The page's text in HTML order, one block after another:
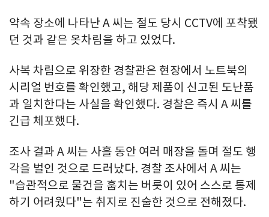
약속 장소에 나타난 A 씨는 절도 당시 CCTV에 포착됐
던 것과 같은 옷차림을 하고 있었다.
사복 차림으로 위장한 경찰관은 현장에서 노트북의
시리얼 번호를 확인했고, 해당 제품이 신고된 도난품
과 일치한다는 사실을 확인했다. 경찰은 즉시 A 씨를
긴급 체포했다.
조사 결과 A 씨는 사흘 동안 여러 매장을 돌며 절도 행
각을 벌인 것으로 드러났다. 경찰 조사에서 A 씨는
"습관적으로 물건을 훔치는 버릇이 있어 스스로 통제
하기 어려웠다"는 취지로 진술한 것으로 전해졌다.